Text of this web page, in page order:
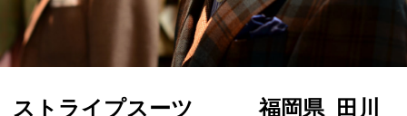
ストライプスーツ 福岡県_田川